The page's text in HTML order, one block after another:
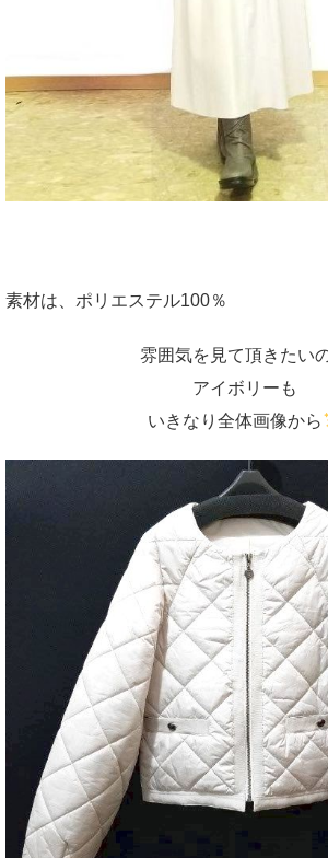
素材は、ポリエステル100％
雰囲気を見て頂きたい
アイボリーも
いきなり全体画像から